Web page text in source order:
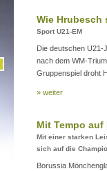
Wie Hrubesch
Sport U21-EM
Die deutschen U21-
nach dem WM-
Gruppenspiel droht
» weiter
Mit Tempo auf
Mit einer starken
sich auf die
Borussia